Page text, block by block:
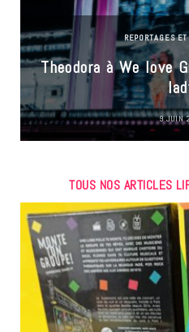
REPORTAGES
Theodora à We love
9 JUIN
TOUS NOS ARTICLES